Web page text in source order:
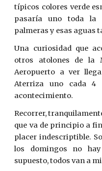
típicos colores verde
pasaría uno toda la
palmeras y esas aguas
Una curiosidad que
otros atolones de la
Aeropuerto a ver
Aterriza uno cada
acontecimiento.
Recorrer,
que va de principio a
placer indescriptible.
los domingos no
supuesto, todos van a